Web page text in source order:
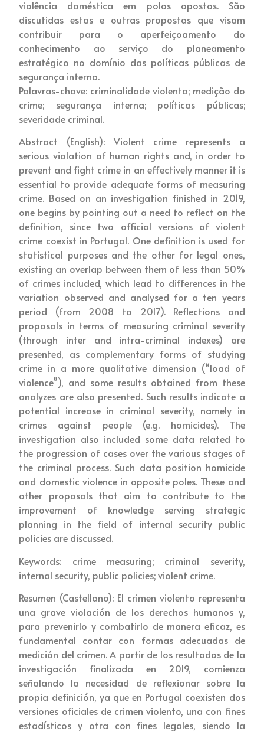
violência doméstica em polos opostos. São
discutidas estas e outras propostas que visam
contribuir para o aperfeiçoamento do
conhecimento ao serviço do planeamento
estratégico no domínio das políticas públicas de
segurança interna.
Palavras-chave: criminalidade violenta; medição do
crime; segurança interna; políticas públicas;
severidade criminal.
Abstract (English): Violent crime represents a
serious violation of human rights and, in order to
prevent and fight crime in an effectively manner it is
essential to provide adequate forms of measuring
crime. Based on an investigation finished in 2019,
one begins by pointing out a need to reflect on the
definition, since two official versions of violent
crime coexist in Portugal. One definition is used for
statistical purposes and the other for legal ones,
existing an overlap between them of less than 50%
of crimes included, which lead to differences in the
variation observed and analysed for a ten years
period (from 2008 to 2017). Reflections and
proposals in terms of measuring criminal severity
(through inter and intra-criminal indexes) are
presented, as complementary forms of studying
crime in a more qualitative dimension (“load of
violence”), and some results obtained from these
analyzes are also presented. Such results indicate a
potential increase in criminal severity, namely in
crimes against people (e.g. homicides). The
investigation also included some data related to
the progression of cases over the various stages of
the criminal process. Such data position homicide
and domestic violence in opposite poles. These and
other proposals that aim to contribute to the
improvement of knowledge serving strategic
planning in the field of internal security public
policies are discussed.
Keywords: crime measuring; criminal severity,
internal security, public policies; violent crime.
Resumen (Castellano): El crimen violento representa
una grave violación de los derechos humanos y,
para prevenirlo y combatirlo de manera eficaz, es
fundamental contar con formas adecuadas de
medición del crimen. A partir de los resultados de la
investigación finalizada en 2019, comienza
señalando la necesidad de reflexionar sobre la
propia definición, ya que en Portugal coexisten dos
versiones oficiales de crimen violento, una con fines
estadísticos y otra con fines legales, siendo la